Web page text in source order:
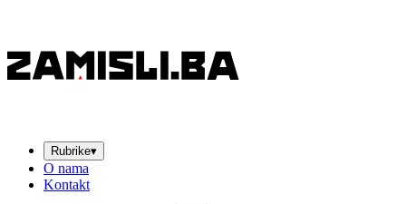
Rubrike▾
O nama
Kontakt